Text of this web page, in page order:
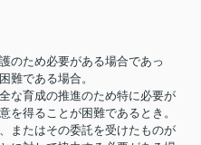
のため必要がある場合であっ
難である場合。
な育成の推進のため特に必要が
を得ることが困難であるとき。
またはその委託を受けたものが